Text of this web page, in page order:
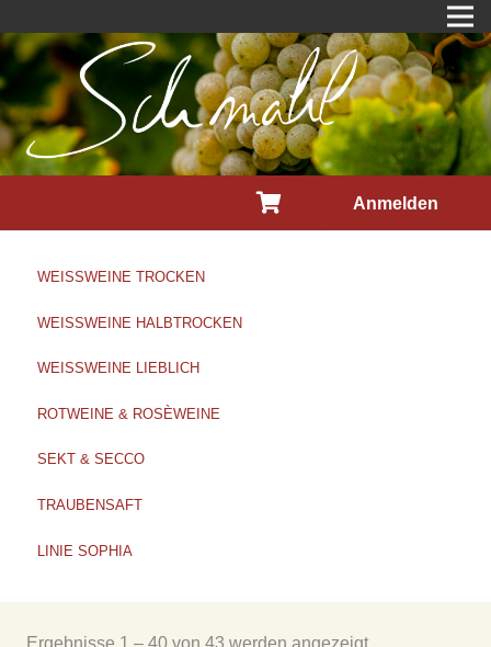
Anmelden
WEISSWEINE TROCKEN
WEISSWEINE HALBTROCKEN
WEISSWEINE LIEBLICH
ROTWEINE & ROSÈWEINE
SEKT & SECCO
TRAUBENSAFT
LINIE SOPHIA
Ergebnisse 1 – 40 von 43 werden angezeigt